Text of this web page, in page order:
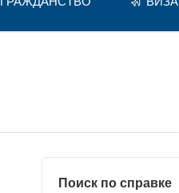
Поиск по справке